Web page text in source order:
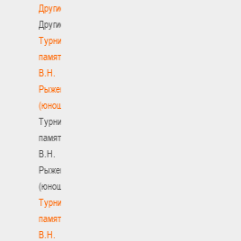
Другие
Другие
Турнир
памяти
В.Н.
Рыженкова
(юноши)
Турнир
памяти
В.Н.
Рыженкова
(юноши)
Турнир
памяти
В.Н.